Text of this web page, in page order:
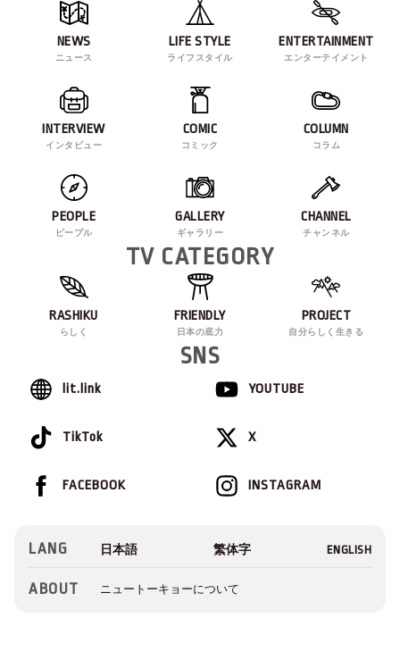
NEWS
ニュース
LIFE STYLE
ライフスタイル
ENTERTAINMENT
エンターテイメント
INTERVIEW
インタビュー
COMIC
コミック
COLUMN
コラム
PEOPLE
ピープル
GALLERY
ギャラリー
CHANNEL
チャンネル
TV CATEGORY
RASHIKU
らしく
FRIENDLY
日本の底力
PROJECT
自分らしく生きる
SNS
lit.link YOUTUBE
TikTok X
INSTAGRAM
FACEBOOK
LANG
ABOUT ニュートーキョーについて